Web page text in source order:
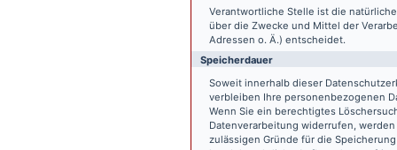
Verantwortliche Stelle ist die
über die Zwecke und Mittel der
Adressen o. Ä.) entscheidet.
Speicherdauer
Soweit innerhalb dieser
verbleiben Ihre personenbezogenen
Wenn Sie ein berechtigtes
Datenverarbeitung widerrufen,
zulässigen Gründe für die